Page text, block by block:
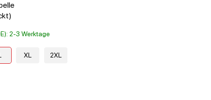
2-3 Werktage
XL 2XL